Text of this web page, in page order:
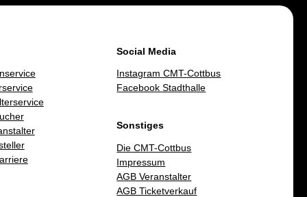
Social Media
Instagram CMT-Cottbus
Facebook Stadthalle
Sonstiges
Die CMT-Cottbus
Impressum
AGB Veranstalter
AGB Ticketverkauf